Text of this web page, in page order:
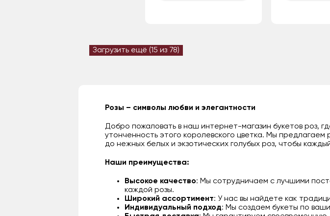
Загрузить ещё (15 из 78)
Розы – символы любви и элегантности
Добро пожаловать в наш интернет-магазин букетов роз,
утонченность этого королевского цветка. Мы
до нежных белых и экзотических голубых роз, чтобы
Наши преимущества:
Высокое качество: Мы сотрудничаем с лучшими
каждой розы.
Широкий ассортимент: У нас вы найдете как
Индивидуальный подход: Мы создаем букеты по